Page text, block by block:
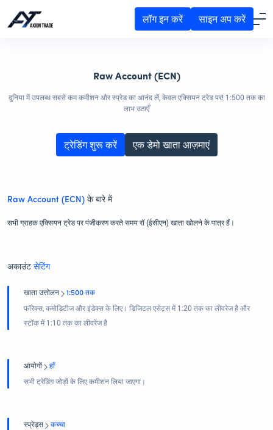
लॉग इन करें साइन अप करें
Raw Account (ECN)
दुनिया में उपलब्ध सबसे कम कमीशन और स्प्रेड का आनंद लें, केवल एक्सियन ट्रेड पर! 1:500 तक का
लाभ उठाएँ
ट्रेडिंग शुरू करें एक डेमो खाता आज़माएं
Raw Account (ECN) के बारे में
सभी ग्राहक एक्सियन ट्रेड पर पंजीकरण करते समय रॉ (ईसीएन) खाता खोलने के पात्र हैं।
अकाउंट सेटिंग
खाता उत्तोलन 1:500 तक
फॉरेक्स, कमोडिटीज और इंडेक्स के लिए। डिजिटल एसेट्स में 1:20 तक का लीवरेज है और
स्टॉक में 1:10 तक का लीवरेज है
आयोगों हाँ
सभी ट्रेडिंग जोड़ों के लिए कमीशन लिया जाएगा।
स्प्रेड्स कच्चा